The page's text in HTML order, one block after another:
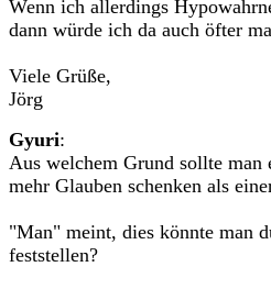
Wenn ich allerdings
dann würde ich da auch öfter
Viele Grüße,
Jörg
Gyuri:
Aus welchem Grund sollte man
mehr Glauben schenken als
"Man" meint, dies könnte man
feststellen?